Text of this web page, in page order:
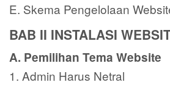
E. Skema Pengelolaan
BAB II INSTALASI
A. Pemilihan Tema Website
1. Admin Harus Netral